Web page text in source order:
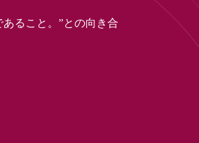
あること。”との向き合